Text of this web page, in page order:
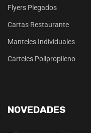
Flyers Plegados
Cartas Restaurante
Manteles Individuales
Carteles Polipropileno
NOVEDADES